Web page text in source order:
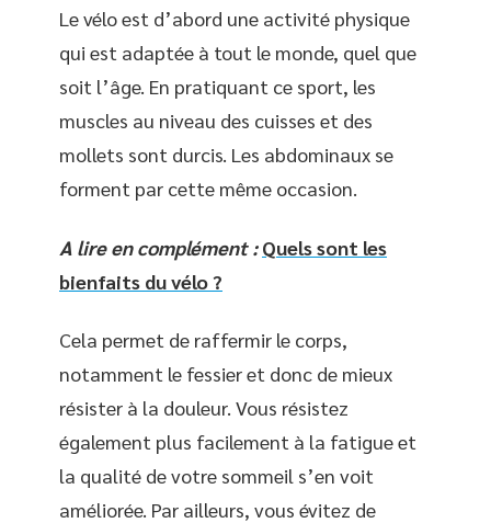
Le vélo est d’abord une activité physique
qui est adaptée à tout le monde, quel que
soit l’âge. En pratiquant ce sport, les
muscles au niveau des cuisses et des
mollets sont durcis. Les abdominaux se
forment par cette même occasion.
A lire en complément : Quels sont les
bienfaits du vélo ?
Cela permet de raffermir le corps,
notamment le fessier et donc de mieux
résister à la douleur. Vous résistez
également plus facilement à la fatigue et
la qualité de votre sommeil s’en voit
améliorée. Par ailleurs, vous évitez de